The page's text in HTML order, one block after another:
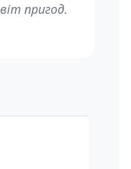
пригод.